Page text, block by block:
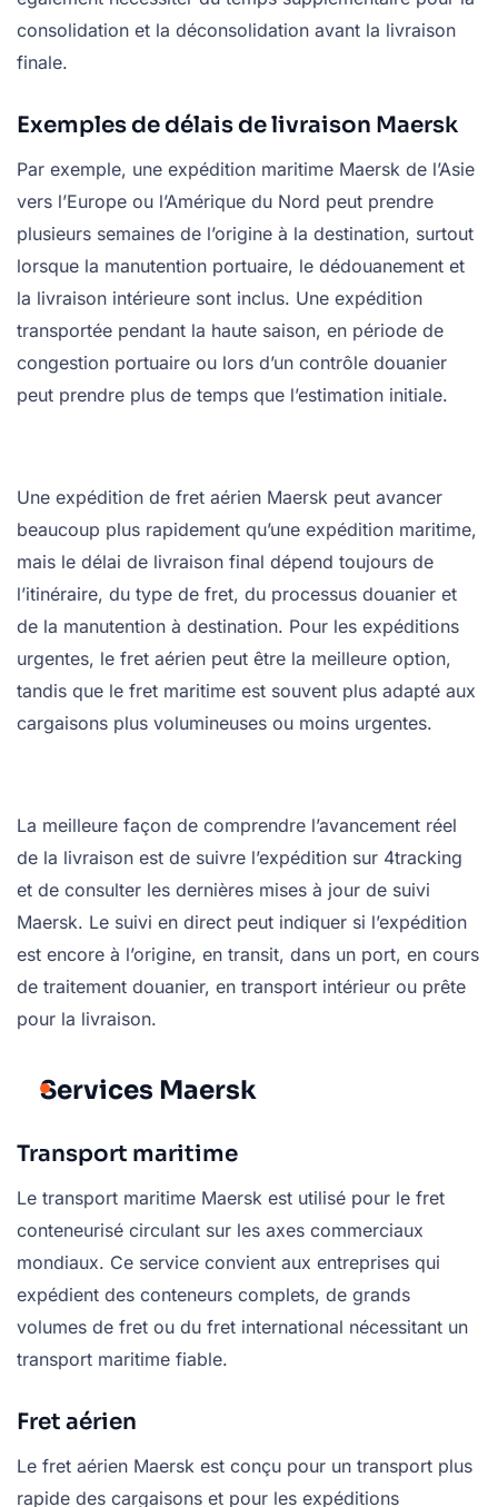
consolidation et la déconsolidation avant la livraison
finale.
Exemples de délais de livraison Maersk
Par exemple, une expédition maritime Maersk de l’Asie
vers l’Europe ou l’Amérique du Nord peut prendre
plusieurs semaines de l’origine à la destination, surtout
lorsque la manutention portuaire, le dédouanement et
la livraison intérieure sont inclus. Une expédition
transportée pendant la haute saison, en période de
congestion portuaire ou lors d’un contrôle douanier
peut prendre plus de temps que l’estimation initiale.
Une expédition de fret aérien Maersk peut avancer
beaucoup plus rapidement qu’une expédition maritime,
mais le délai de livraison final dépend toujours de
l’itinéraire, du type de fret, du processus douanier et
de la manutention à destination. Pour les expéditions
urgentes, le fret aérien peut être la meilleure option,
tandis que le fret maritime est souvent plus adapté aux
cargaisons plus volumineuses ou moins urgentes.
La meilleure façon de comprendre l’avancement réel
de la livraison est de suivre l’expédition sur 4tracking
et de consulter les dernières mises à jour de suivi
Maersk. Le suivi en direct peut indiquer si l’expédition
est encore à l’origine, en transit, dans un port, en cours
de traitement douanier, en transport intérieur ou prête
pour la livraison.
Services Maersk
Transport maritime
Le transport maritime Maersk est utilisé pour le fret
conteneurisé circulant sur les axes commerciaux
mondiaux. Ce service convient aux entreprises qui
expédient des conteneurs complets, de grands
volumes de fret ou du fret international nécessitant un
transport maritime fiable.
Fret aérien
Le fret aérien Maersk est conçu pour un transport plus
rapide des cargaisons et pour les expéditions